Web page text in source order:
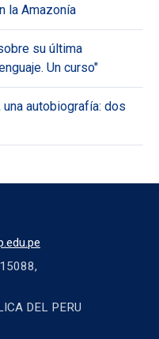
la Amazonía
su última
Un curso"
autobiografía: dos
DEL PERU